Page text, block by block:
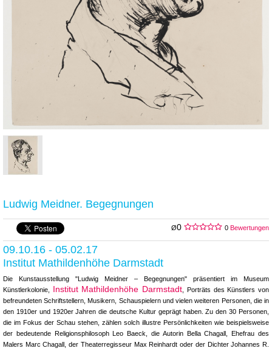
Ludwig Meidner. Begegnungen
Ø0 0 Bewertungen
09.10.16 - 05.02.17
Institut Mathildenhöhe Darmstadt
Die Kunstausstellung "Ludwig Meidner – Begegnungen" präsentiert im Museum
Künstlerkolonie,
Institut Mathildenhöhe Darmstadt , Porträts des Künstlers von
befreundeten Schriftstellern, Musikern, Schauspielern und vielen weiteren Personen, die in
den 1910er und 1920er Jahren die deutsche Kultur geprägt haben. Zu den 30 Personen,
die im Fokus der Schau stehen, zählen solch illustre Persönlichkeiten wie beispielsweise
der bedeutende Religionsphilosoph Leo Baeck, die Autorin Bella Chagall, Ehefrau des
Malers Marc Chagall, der Theaterregisseur Max Reinhardt oder der Dichter Johannes R.